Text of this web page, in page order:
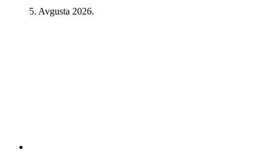
5. Avgusta 2026.